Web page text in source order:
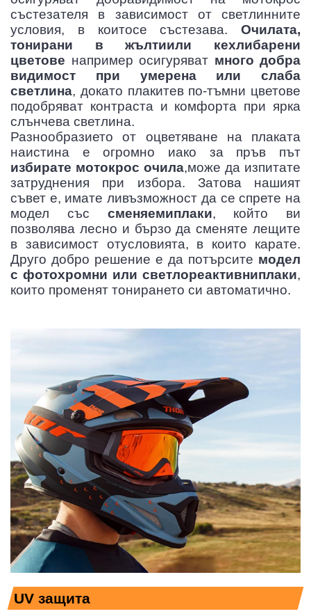
състезателя в зависимост от светлинните
условия, в коитосе състезава. Очилата,
тонирани в жълтиили кехлибарени
цветове например осигуряват много добра
видимост при умерена или слаба
светлина, докато плакитев по-тъмни цветове
подобряват контраста и комфорта при ярка
слънчева светлина.
Разнообразието от оцветяване на плаката
наистина е огромно иако за пръв път
избирате мотокрос очила,може да изпитате
затруднения при избора. Затова нашият
съвет е, имате ливъзможност да се спрете на
модел със сменяемиплаки, който ви
позволява лесно и бързо да сменяте лещите
в зависимост отусловията, в които карате.
Друго добро решение е да потърсите модел
с фотохромни или светлореактивниплаки,
които променят тонирането си автоматично.
UV защита